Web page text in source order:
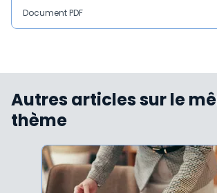
Document PDF
Autres articles sur le
thème